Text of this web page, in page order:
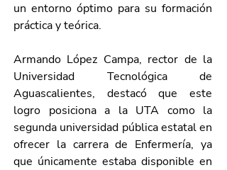
un entorno óptimo para su formación
práctica y teórica.
Armando López Campa, rector de la
Universidad Tecnológica de
Aguascalientes, destacó que este
logro posiciona a la UTA como la
segunda universidad pública estatal en
ofrecer la carrera de Enfermería, ya
que únicamente estaba disponible en